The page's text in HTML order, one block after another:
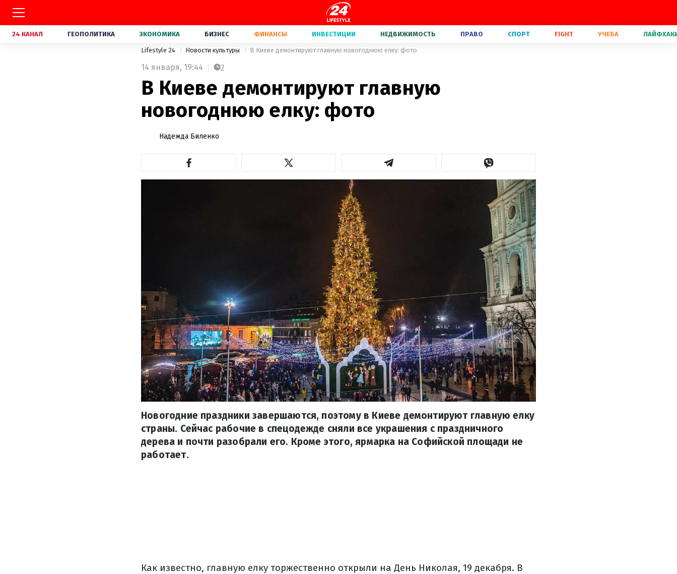
24 КАНАЛ ГЕОПОЛИТИКА ЭКОНОМИКА БИЗНЕС ФИНАНСЫ ИНВЕСТИЦИИ НЕДВИЖИМОСТЬ ПРАВО СПОРТ FIGHT УЧЕБА
Lifestyle 24 Новости культуры В Киеве демонтируют главную новогоднюю елку: фото
14 января, 19:44 2
В Киеве демонтируют главную
новогоднюю елку: фото
Надежда Биленко
Новогодние праздники завершаются, поэтому в Киеве демонтируют главную елку
страны. Сейчас рабочие в спецодежде сняли все украшения с праздничного
дерева и почти разобрали его. Кроме этого, ярмарка на Софийской площади не
работает.
Как известно, главную елку торжественно открыли на День Николая, 19 декабря. В